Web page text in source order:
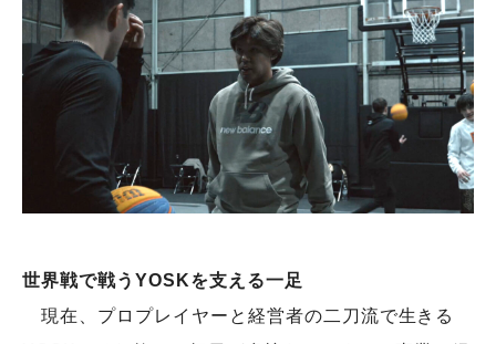
世界戦で戦うYOSKを支える一足
現在、プロプレイヤーと経営者の二刀流で生きる